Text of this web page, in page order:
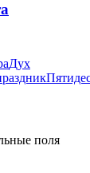
Дух
поля